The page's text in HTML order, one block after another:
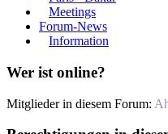
Meetings
Forum-News
Information
Wer ist online?
Mitglieder in diesem Forum: